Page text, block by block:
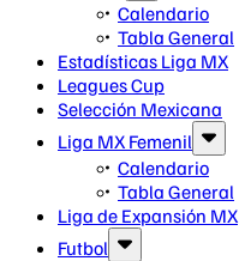
Calendario
Tabla General
Estadísticas Liga MX
Leagues Cup
Selección Mexicana
Liga MX Femenil
Calendario
Tabla General
Liga de Expansión MX
Futbol